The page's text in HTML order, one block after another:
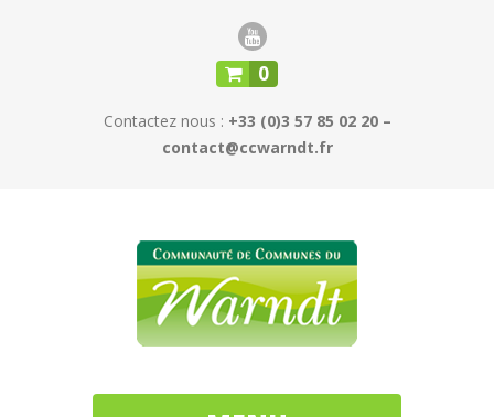
0
Contactez nous : +33 (0)3 57 85 02 20 –
contact@ccwarndt.fr